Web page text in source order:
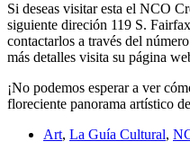
Si deseas visitar esta el NCO
siguiente direción 119 S.
contactarlos a través del
más detalles visita su página
¡No podemos esperar a ver
floreciente panorama artístico
Art, La Guía Cultural,